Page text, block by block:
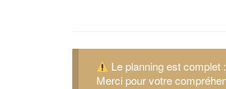
Le planning est
Merci pour votre